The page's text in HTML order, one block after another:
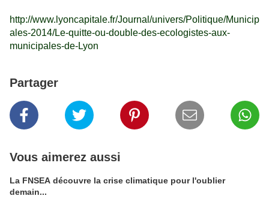
http://www.lyoncapitale.fr/Journal/univers/Politique/Municip
ales-2014/Le-quitte-ou-double-des-ecologistes-aux-
municipales-de-Lyon
Partager
Vous aimerez aussi
La FNSEA découvre la crise climatique pour l'oublier
demain...